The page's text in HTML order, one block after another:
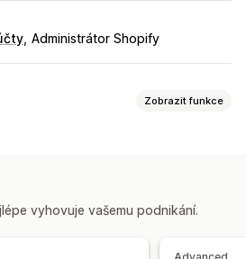
Administrátor Shopify
Zobrazit funkce
formulář
vyhovuje vašemu podnikání.